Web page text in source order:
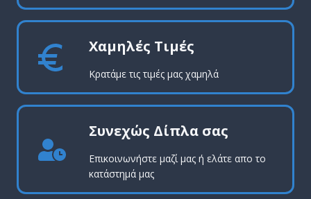
Χαμηλές Τιμές
Κρατάμε τις τιμές μας χαμηλά
Συνεχώς Δίπλα σας
Επικοινωνήστε μαζί μας ή ελάτε απο το
κατάστημά μας